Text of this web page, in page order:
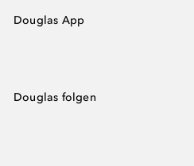
Douglas App
Douglas folgen